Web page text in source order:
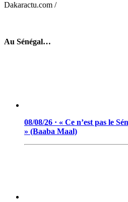
Dakaractu.com /
Au Sénégal…
08/08/26 · « Ce n’est pas le
» (Baaba Maal)